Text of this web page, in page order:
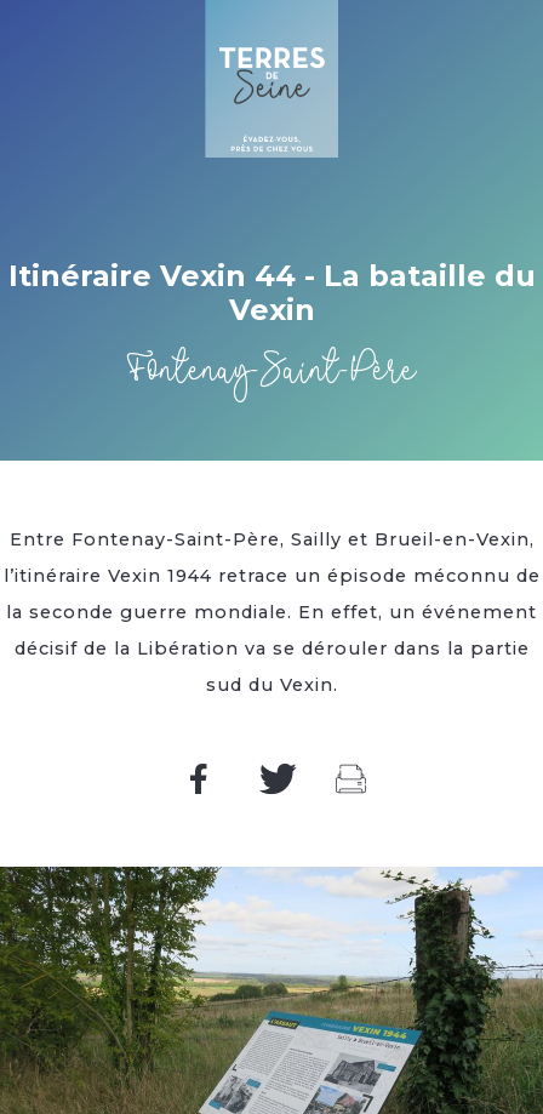
Itinéraire Vexin 44 - La bataille du
Vexin
Fontenay-Saint-Père
Entre Fontenay-Saint-Père, Sailly et Brueil-en-Vexin,
l’itinéraire Vexin 1944 retrace un épisode méconnu de
la seconde guerre mondiale. En effet, un événement
décisif de la Libération va se dérouler dans la partie
sud du Vexin.